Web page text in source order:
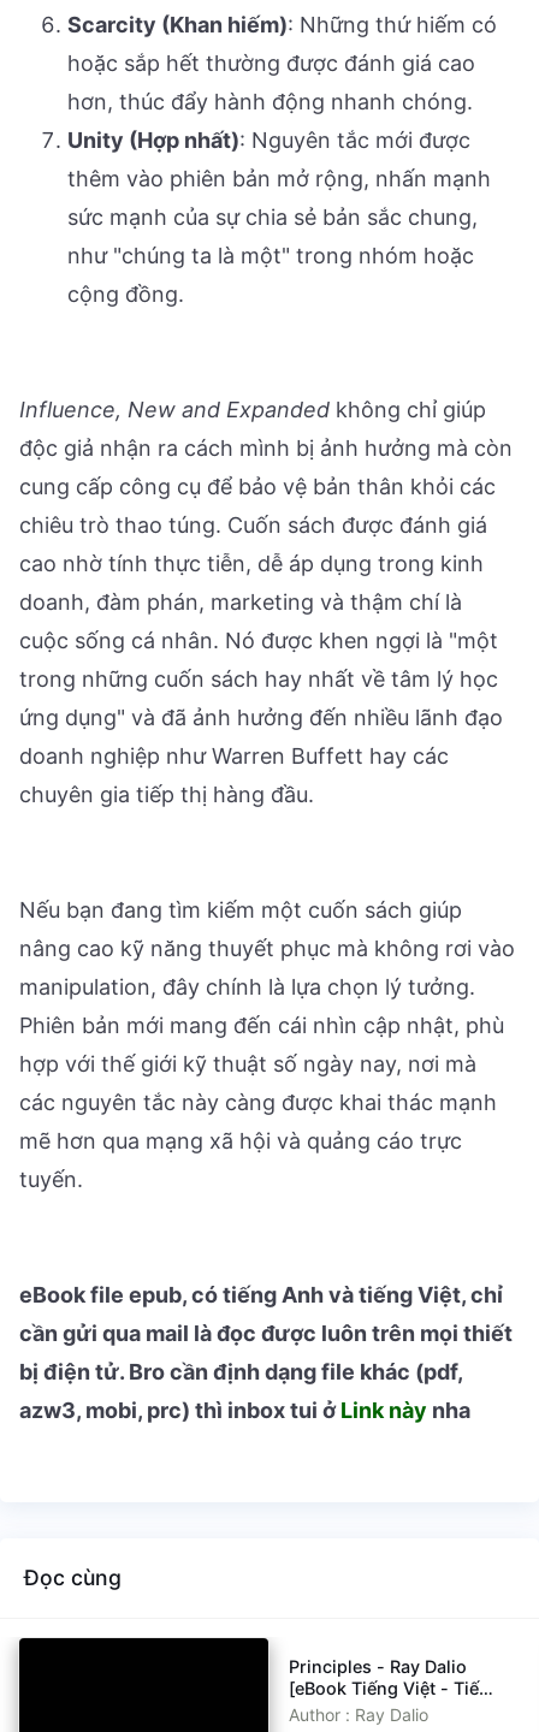
Scarcity (Khan hiếm): Những thứ hiếm có
hoặc sắp hết thường được đánh giá cao
hơn, thúc đẩy hành động nhanh chóng.
Unity (Hợp nhất): Nguyên tắc mới được
thêm vào phiên bản mở rộng, nhấn mạnh
sức mạnh của sự chia sẻ bản sắc chung,
như "chúng ta là một" trong nhóm hoặc
cộng đồng.
Influence, New and Expanded không chỉ giúp
độc giả nhận ra cách mình bị ảnh hưởng mà còn
cung cấp công cụ để bảo vệ bản thân khỏi các
chiêu trò thao túng. Cuốn sách được đánh giá
cao nhờ tính thực tiễn, dễ áp dụng trong kinh
doanh, đàm phán, marketing và thậm chí là
cuộc sống cá nhân. Nó được khen ngợi là "một
trong những cuốn sách hay nhất về tâm lý học
ứng dụng" và đã ảnh hưởng đến nhiều lãnh đạo
doanh nghiệp như Warren Buffett hay các
chuyên gia tiếp thị hàng đầu.
Nếu bạn đang tìm kiếm một cuốn sách giúp
nâng cao kỹ năng thuyết phục mà không rơi vào
manipulation, đây chính là lựa chọn lý tưởng.
Phiên bản mới mang đến cái nhìn cập nhật, phù
hợp với thế giới kỹ thuật số ngày nay, nơi mà
các nguyên tắc này càng được khai thác mạnh
mẽ hơn qua mạng xã hội và quảng cáo trực
tuyến.
eBook file epub, có tiếng Anh và tiếng Việt, chỉ
cần gửi qua mail là đọc được luôn trên mọi thiết
bị điện tử. Bro cần định dạng file khác (pdf,
azw3, mobi, prc) thì inbox tui ởLink này nha
Đọc cùng
How to